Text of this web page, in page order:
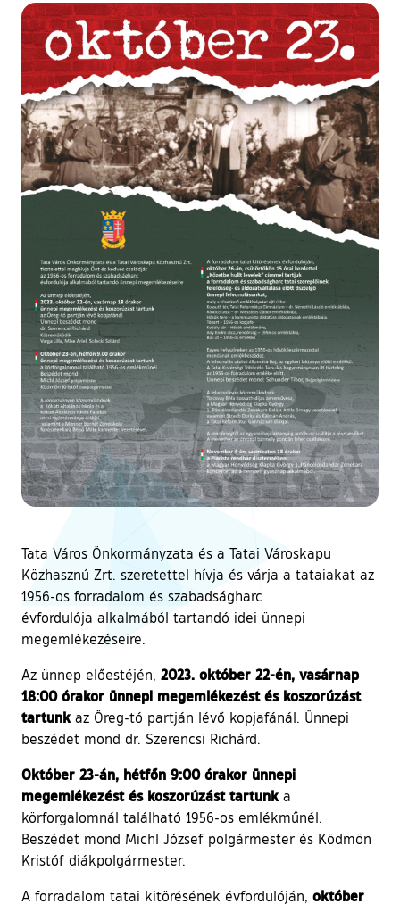
Tata Város Önkormányzata és a Tatai Városkapu
Közhasznú Zrt. szeretettel hívja és várja a tataiakat az
1956-os forradalom és szabadságharc
évfordulója alkalmából tartandó idei ünnepi
megemlékezéseire.
Az ünnep előestéjén, 2023. október 22-én, vasárnap
18:00 órakor ünnepi megemlékezést és koszorúzást
tartunk az Öreg-tó partján lévő kopjafánál. Ünnepi
beszédet mond dr. Szerencsi Richárd.
Október 23-án, hétfőn 9:00 órakor ünnepi
megemlékezést és koszorúzást tartunka
körforgalomnál található 1956-os emlékműnél.
Beszédet mond Michl József polgármester és Ködmön
Kristóf diákpolgármester.
A forradalom tatai kitörésének évfordulóján, október